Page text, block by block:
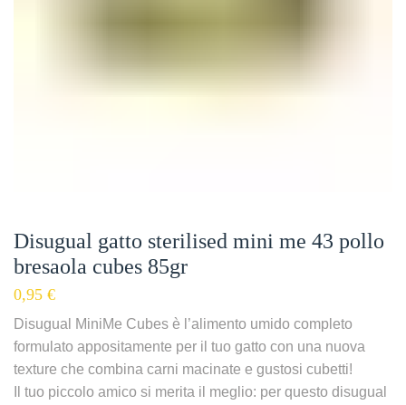
Disugual gatto sterilised mini me 43 pollo
bresaola cubes 85gr
0,95 €
Disugual MiniMe Cubes è l’alimento umido completo
formulato appositamente per il tuo gatto con una nuova
texture che combina carni macinate e gustosi cubetti!
Il tuo piccolo amico si merita il meglio: per questo disugual